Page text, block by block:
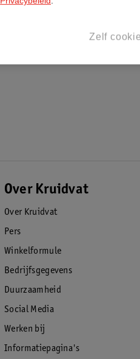
Over Kruidvat
Over Kruidvat
Pers
Winkelformule
Bedrijfsgegevens
Duurzaamheid
Social Media
Werken bij
Informatiepagina's
Zelf